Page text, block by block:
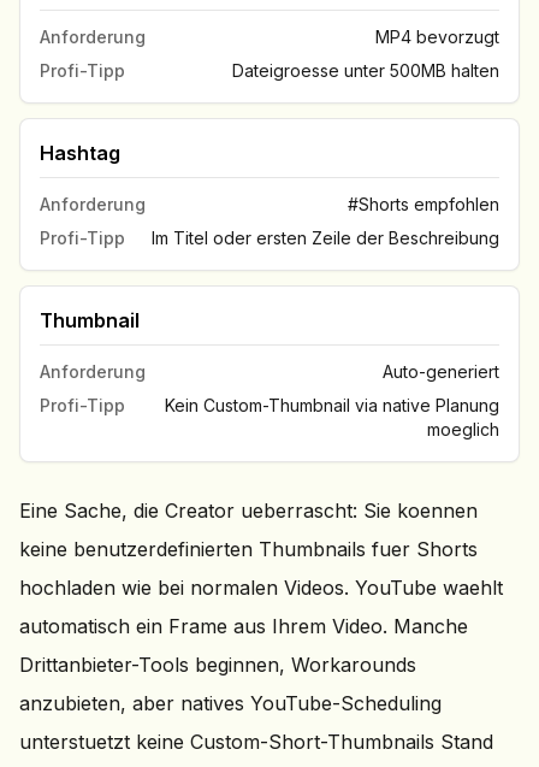
Anforderung
MP4 bevorzugt
Profi-Tipp
Dateigroesse unter 500MB halten
Hashtag
Anforderung
#Shorts empfohlen
Profi-Tipp
Im Titel oder ersten Zeile der Beschreibung
Thumbnail
Anforderung
Auto-generiert
Profi-Tipp
Kein Custom-Thumbnail via native Planung
moeglich
Eine Sache, die Creator ueberrascht: Sie koennen
keine benutzerdefinierten Thumbnails fuer Shorts
hochladen wie bei normalen Videos. YouTube waehlt
automatisch ein Frame aus Ihrem Video. Manche
Drittanbieter-Tools beginnen, Workarounds
anzubieten, aber natives YouTube-Scheduling
unterstuetzt keine Custom-Short-Thumbnails Stand